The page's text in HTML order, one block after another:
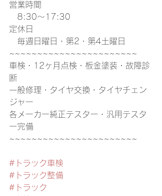
営業時間
8:30〜17:30
定休日
毎週日曜日・第2・第4土曜日
~~~~~~~~~~~~~~~~~~~~~~~
車検・12ヶ月点検・板金塗装・故障診
断
一般修理・タイヤ交換・タイヤチェン
ジャー
各メーカー純正テスター・汎用テスタ
ー完備
~~~~~~~~~~~~~~~~~~~~~~~
#トラック車検
#トラック整備
#トラック